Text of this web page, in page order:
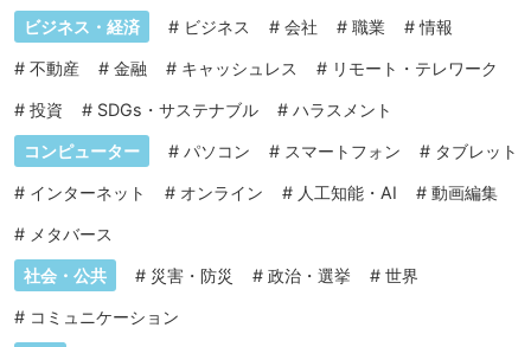
ビジネス・経済 # ビジネス # 会社 # 職業 #情報
# 不動産 # 金融 # キャッシュレス # リモート・テレワーク
# 投資 # SDGs・サステナブル # ハラスメント
コンピューター # パソコン # スマートフォン # タブレット
# インターネット # オンライン # 人工知能・AI # 動画編集
# メタバース
社会・公共 # 災害・防災 # 政治・選挙 # 世界
# コミュニケーション